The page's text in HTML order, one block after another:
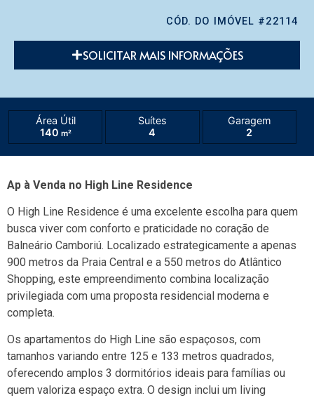
CÓD. DO IMÓVEL #22114
SOLICITAR MAIS INFORMAÇÕES
Área Útil
140 m²
Suítes
4
Garagem
2
Ap à Venda no High Line Residence
O High Line Residence é uma excelente escolha para quem
busca viver com conforto e praticidade no coração de
Balneário Camboriú. Localizado estrategicamente a apenas
900 metros da Praia Central e a 550 metros do Atlântico
Shopping, este empreendimento combina localização
privilegiada com uma proposta residencial moderna e
completa.
Os apartamentos do High Line são espaçosos, com
tamanhos variando entre 125 e 133 metros quadrados,
oferecendo amplos 3 dormitórios ideais para famílias ou
quem valoriza espaço extra. O design inclui um living